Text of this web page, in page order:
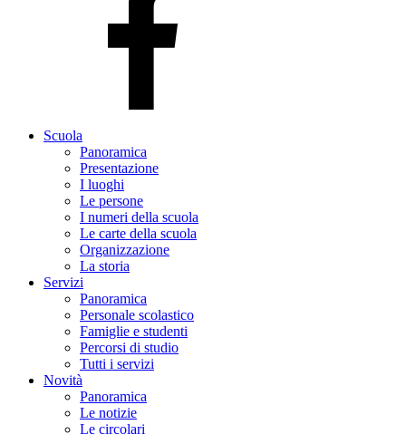
Scuola
Panoramica
Presentazione
I luoghi
Le persone
I numeri della scuola
Le carte della scuola
Organizzazione
La storia
Servizi
Panoramica
Personale scolastico
Famiglie e studenti
Percorsi di studio
Tutti i servizi
Novità
Panoramica
Le notizie
Le circolari